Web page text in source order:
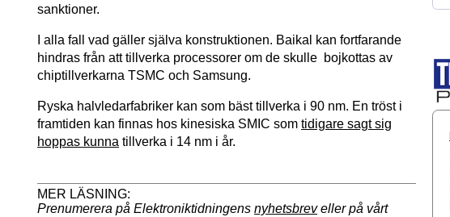
sanktioner.
I alla fall vad gäller själva konstruktionen. Baikal kan fortfarande
hindras från att tillverka processorer om de skulle bojkottas av
chiptillverkarna TSMC och Samsung.
Ryska halvledarfabriker kan som bäst tillverka i 90 nm. En tröst i
framtiden kan finnas hos kinesiska SMIC som tidigare sagt sig
hoppas kunna tillverka i 14 nm i år.
Prenumerera på Elektroniktidningens nyhetsbreveller på vårt